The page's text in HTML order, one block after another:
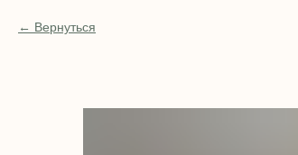
Вернуться